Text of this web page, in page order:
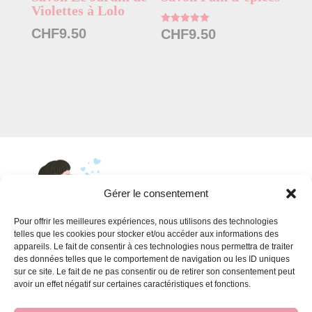
Gérer le consentement
Pour offrir les meilleures expériences, nous utilisons des technologies
telles que les cookies pour stocker et/ou accéder aux informations des
appareils. Le fait de consentir à ces technologies nous permettra de traiter
des données telles que le comportement de navigation ou les ID uniques
sur ce site. Le fait de ne pas consentir ou de retirer son consentement peut
avoir un effet négatif sur certaines caractéristiques et fonctions.
Violettes à Lolo
CHF9.50
Note
5.00
CHF9.50
INFORMATIONS
Conditions générales de vente
FAQ pour les ateliers